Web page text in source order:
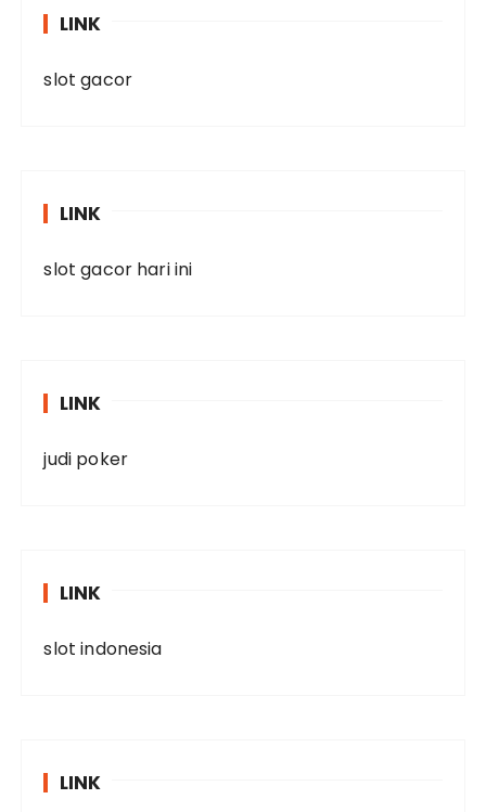
LINK
slot gacor
LINK
slot gacor hari ini
LINK
judi poker
LINK
slot indonesia
LINK